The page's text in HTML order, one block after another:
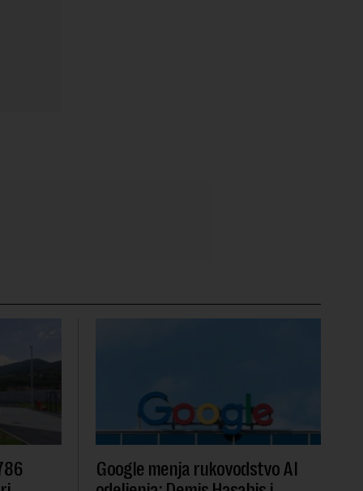
Google menja rukovodstvo AI